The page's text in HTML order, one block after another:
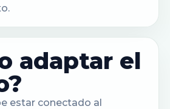
adaptar el
estar conectado al